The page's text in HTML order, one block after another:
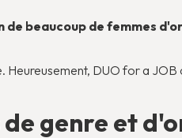
de beaucoup de femmes
Heureusement, DUO for a JOB
genre et